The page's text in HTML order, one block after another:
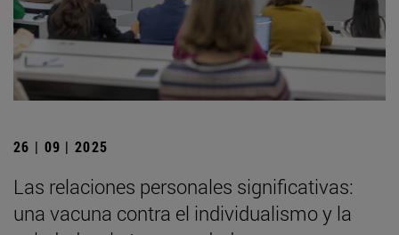
26 | 09 | 2025
Las relaciones personales significativas:
una vacuna contra el individualismo y la